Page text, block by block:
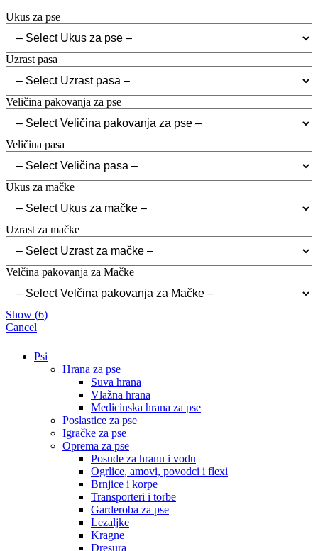
Ukus za pse
Uzrast pasa
Veličina pakovanja za pse
Veličina pasa
Ukus za mačke
Uzrast za mačke
Velčina pakovanja za Mačke
Show (6)
Cancel
Psi
Hrana za pse
Suva hrana
Vlažna hrana
Medicinska hrana za pse
Poslastice za pse
Igračke za pse
Oprema za pse
Posude za hranu i vodu
Ogrlice, amovi, povodci i flexi
Brnjice i korpe
Transporteri i torbe
Garderoba za pse
Lezaljke
Kragne
Dresura